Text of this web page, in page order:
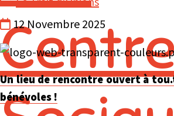
12 Novembre 2025
Un lieu de rencontre ouvert à
bénévoles !